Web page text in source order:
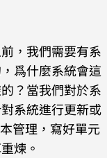
，我們需要有系
爲什麼系統會這
？當我們對於系
系統進行更新或
管理，寫好單元
煉。